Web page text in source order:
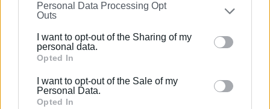
on theIAB’s List of Downstream Participants
that may
further disclose it to other third parties.
Please note that this website/app uses one or more
Google services and may gather and store information
behaviour. You may click to grant or deny consent to
Google and its third-party tags to use your data for
Personal Data Processing Opt
Outs
I want to opt-out of the Sharing of my
personal data.
Opted In
I want to opt-out of the Sale of my
Personal Data.
Opted In